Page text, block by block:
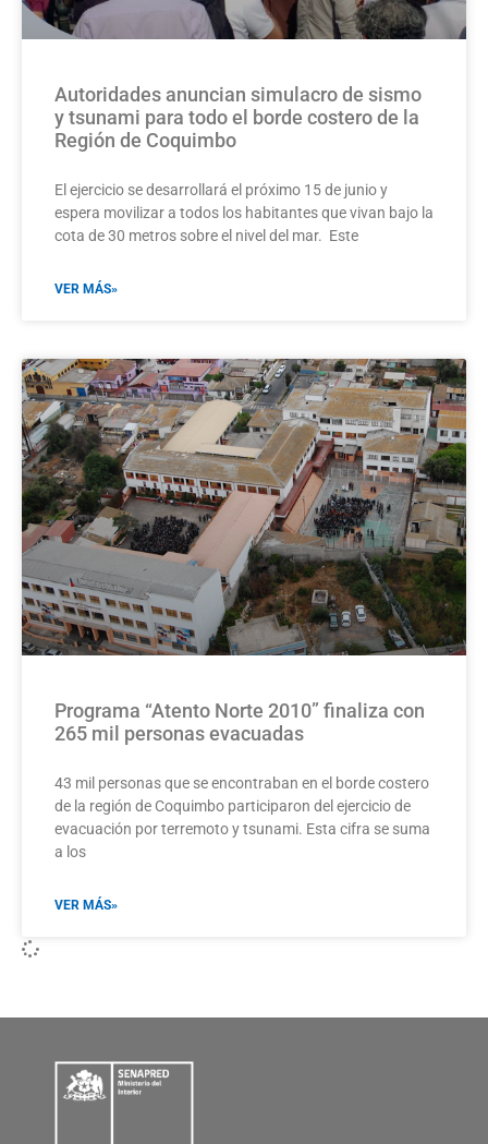
Autoridades anuncian simulacro de sismo
y tsunami para todo el borde costero de la
Región de Coquimbo
El ejercicio se desarrollará el próximo 15 de junio y
espera movilizar a todos los habitantes que vivan bajo la
cota de 30 metros sobre el nivel del mar. Este
VER MÁS»
Programa “Atento Norte 2010” finaliza con
265 mil personas evacuadas
43 mil personas que se encontraban en el borde costero
de la región de Coquimbo participaron del ejercicio de
evacuación por terremoto y tsunami. Esta cifra se suma
a los
VER MÁS»